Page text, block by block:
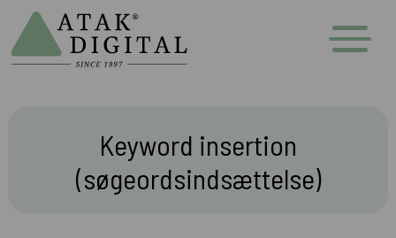
Keyword insertion
(søgeordsindsættelse)